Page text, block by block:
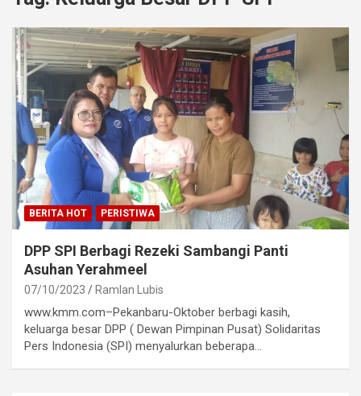
BERITA HOT PERISTIWA
DPP SPI Berbagi Rezeki Sambangi Panti
Asuhan Yerahmeel
07/10/2023 Ramlan Lubis
www.kmm.com–Pekanbaru-Oktober berbagi kasih,
keluarga besar DPP ( Dewan Pimpinan Pusat) Solidaritas
Pers Indonesia (SPI) menyalurkan beberapa…